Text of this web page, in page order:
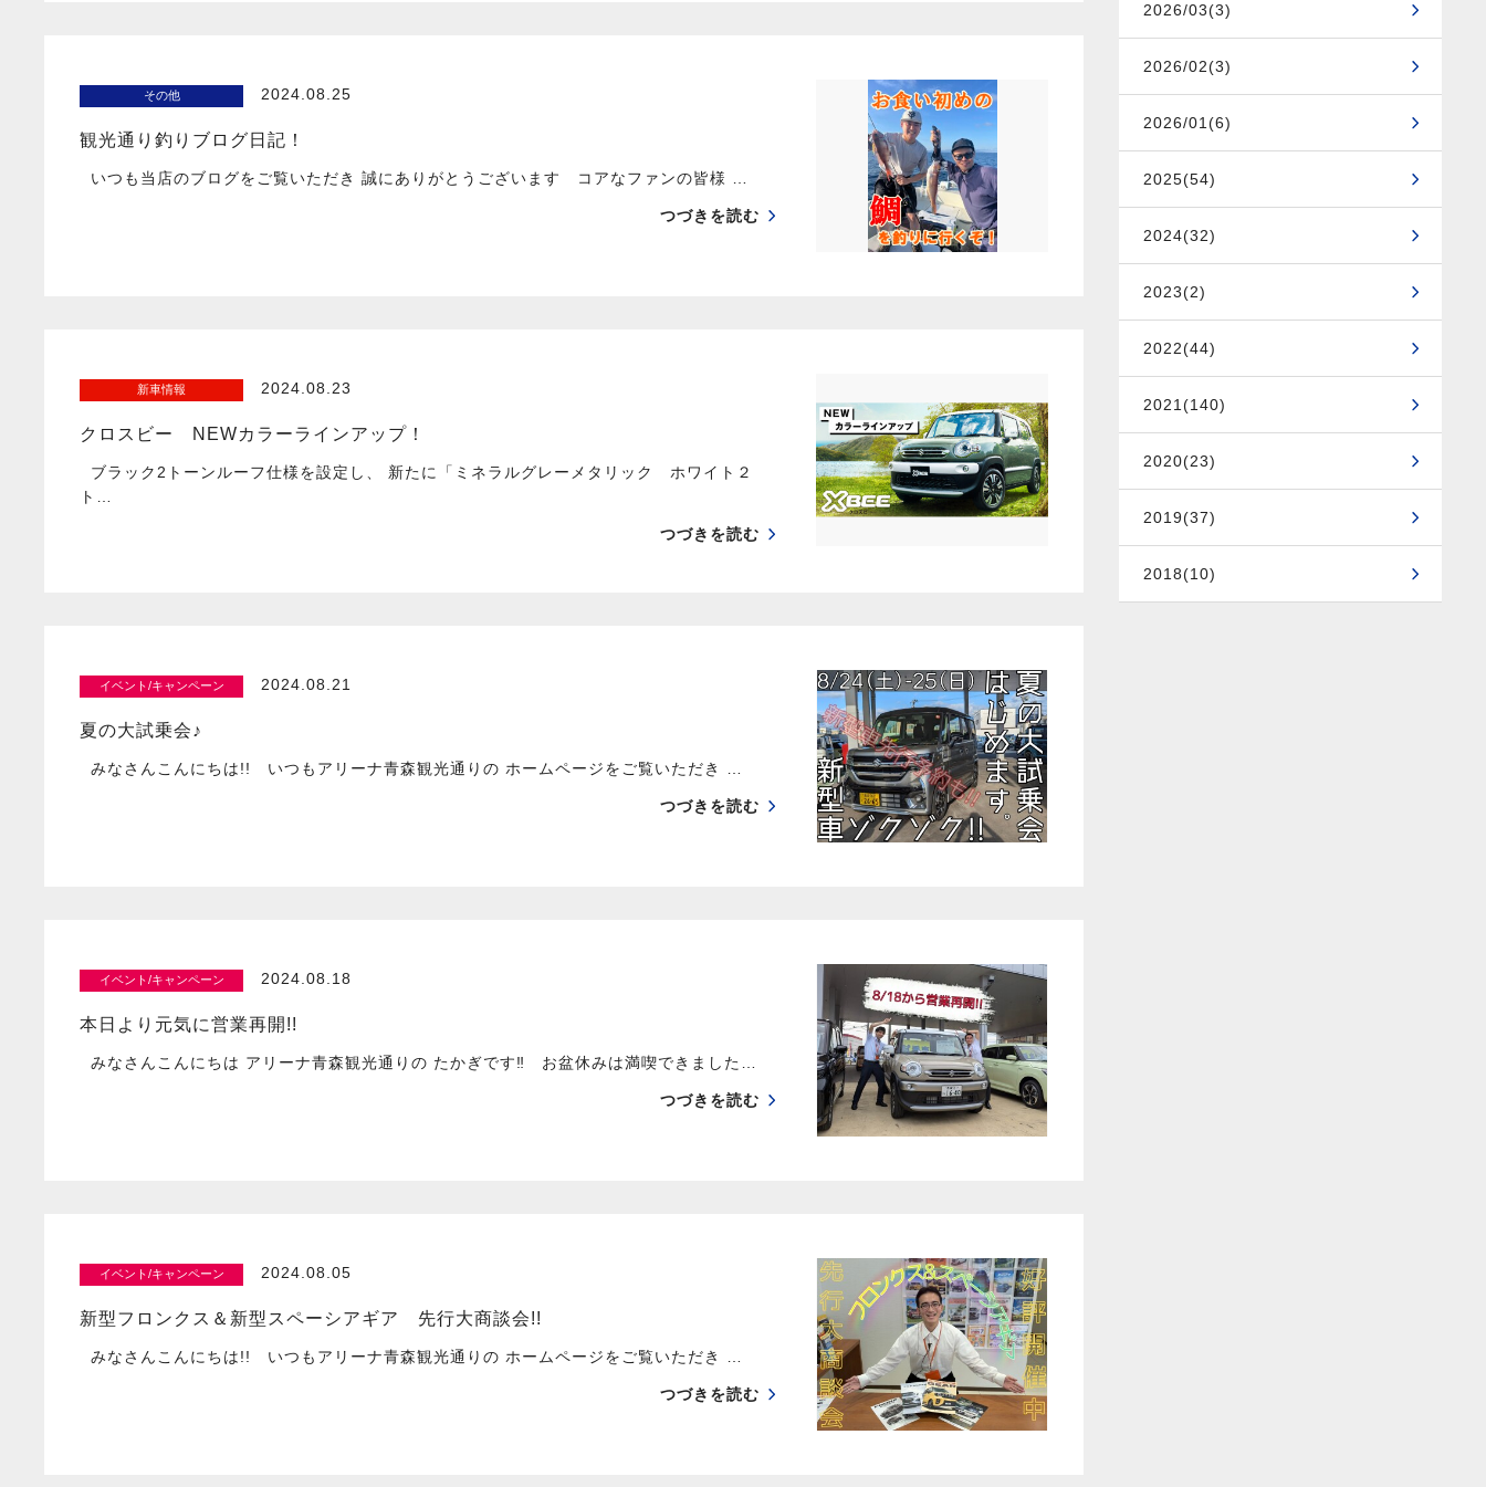
その他 2024.08.25
観光通り釣りブログ日記！
いつも当店のブログをご覧いただき 誠にありがとうございます コアなファンの皆様 …
つづきを読む
新車情報 2024.08.23
クロスビー NEWカラーラインアップ！
ブラック2トーンルーフ仕様を設定し、 新たに「ミネラルグレーメタリック ホワイト２
ト…
つづきを読む
イベント/キャンペーン 2024.08.21
夏の大試乗会♪
みなさんこんにちは!! いつもアリーナ青森観光通りの ホームページをご覧いただき …
つづきを読む
イベント/キャンペーン 2024.08.18
本日より元気に営業再開!!
みなさんこんにちは アリーナ青森観光通りの たかぎです‼ お盆休みは満喫できました…
つづきを読む
イベント/キャンペーン 2024.08.05
新型フロンクス＆新型スペーシアギア 先行大商談会!!
みなさんこんにちは!! いつもアリーナ青森観光通りの ホームページをご覧いただき …
つづきを読む
2026/03(3)
2026/02(3)
2026/01(6)
2025(54)
2024(32)
2023(2)
2022(44)
2021(140)
2020(23)
2019(37)
2018(10)